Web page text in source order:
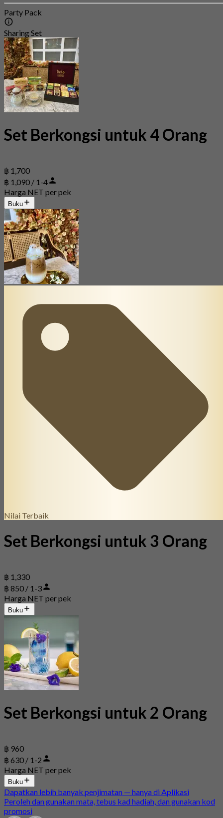
Party Pack
Sharing Set
Set Berkongsi untuk 4 Orang
฿ 1,700
฿ 1,090 / 1-4
Harga NET per pek
Buku
Nilai Terbaik
Set Berkongsi untuk 3 Orang
฿ 1,330
฿ 850 / 1-3
Harga NET per pek
Buku
Set Berkongsi untuk 2 Orang
฿ 960
฿ 630 / 1-2
Harga NET per pek
Buku
Dapatkan lebih banyak penjimatan — hanya di Aplikasi
Peroleh dan gunakan mata, tebus kad hadiah, dan gunakan kod
promosi